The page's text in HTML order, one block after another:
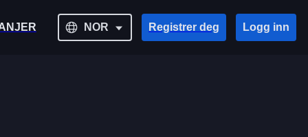
NOR Registrer deg Logg inn